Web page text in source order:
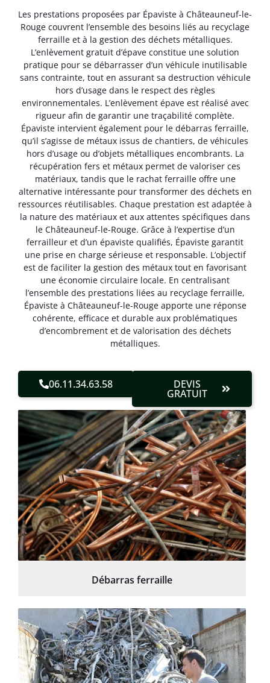
Les prestations proposées par Épaviste à Châteauneuf-le-
Rouge couvrent l’ensemble des besoins liés au recyclage
ferraille et à la gestion des déchets métalliques.
L’enlèvement gratuit d’épave constitue une solution
pratique pour se débarrasser d’un véhicule inutilisable
sans contrainte, tout en assurant sa destruction véhicule
hors d’usage dans le respect des règles
environnementales. L’enlèvement épave est réalisé avec
rigueur afin de garantir une traçabilité complète.
Épaviste intervient également pour le débarras ferraille,
qu’il s’agisse de métaux issus de chantiers, de véhicules
hors d’usage ou d’objets métalliques encombrants. La
récupération fers et métaux permet de valoriser ces
matériaux, tandis que le rachat ferraille offre une
alternative intéressante pour transformer des déchets en
ressources réutilisables. Chaque prestation est adaptée à
la nature des matériaux et aux attentes spécifiques dans
le Châteauneuf-le-Rouge. Grâce à l’expertise d’un
ferrailleur et d’un épaviste qualifiés, Épaviste garantit
une prise en charge sérieuse et responsable. L’objectif
est de faciliter la gestion des métaux tout en favorisant
une économie circulaire locale. En centralisant
l’ensemble des prestations liées au recyclage ferraille,
Épaviste à Châteauneuf-le-Rouge apporte une réponse
cohérente, efficace et durable aux problématiques
d’encombrement et de valorisation des déchets
métalliques.
06.11.34.63.58 DEVIS
GRATUIT
Débarras ferraille